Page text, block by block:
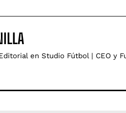
en Studio Fútbol | CEO y